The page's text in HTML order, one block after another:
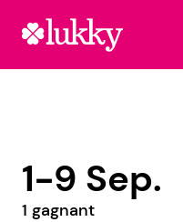
1-9 Sep.
1 gagnant